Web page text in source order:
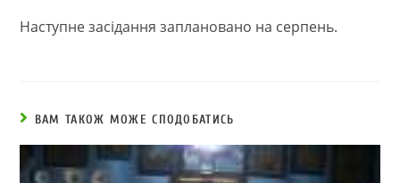
Наступне засідання заплановано на серпень.
ВАМ ТАКОЖ МОЖЕ СПОДОБАТИСЬ